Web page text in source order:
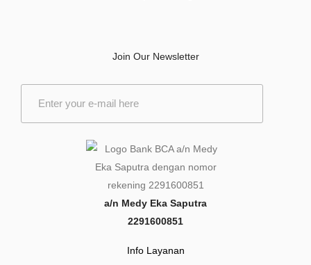
Join Our Newsletter
a/n Medy Eka Saputra
2291600851
Info Layanan